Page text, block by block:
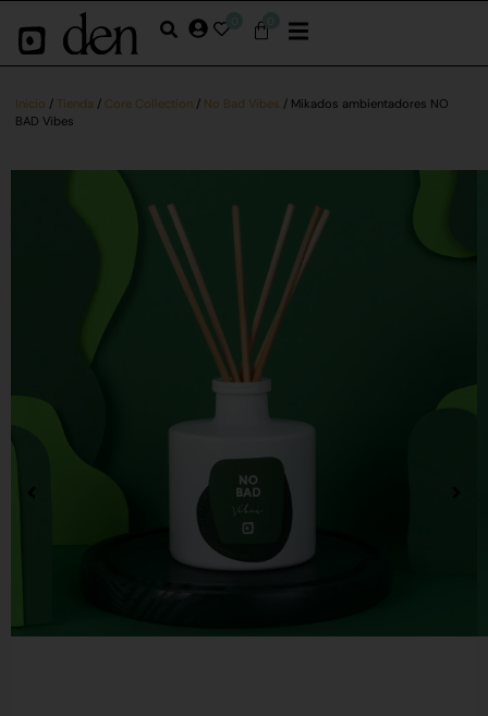
Inicio / Tienda / Core Collection / No Bad Vibes / Mikados ambientadores NO
BAD Vibes